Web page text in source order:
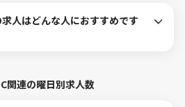
人はどんな人におすすめです
関連の曜日別求人数